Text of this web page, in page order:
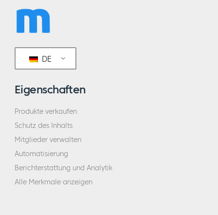
DE
Eigenschaften
Produkte verkaufen
Schutz des Inhalts
Mitglieder verwalten
Automatisierung
Berichterstattung und Analytik
Alle Merkmale anzeigen